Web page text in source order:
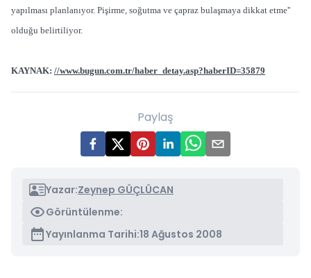
yapılması planlanıyor. Pişirme, soğutma ve çapraz bulaşmaya dikkat etme''
olduğu belirtiliyor.
KAYNAK: //www.bugun.com.tr/haber_detay.asp?haberID=35879
Paylaş
Yazar:Zeynep GÜÇLÜCAN
Görüntülenme:
Yayınlanma Tarihi:18 Ağustos 2008